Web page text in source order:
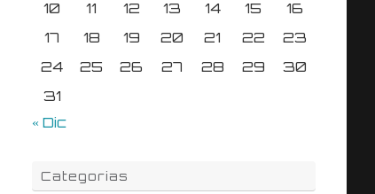
10
11 12 13 14 15
16
17
18 19 20 21 22
23
24
25 26 27 28 29
30
31
« Dic
Categorias